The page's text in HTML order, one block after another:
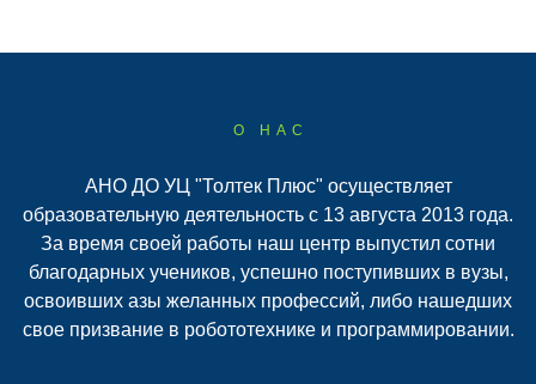
О НАС
АНО ДО УЦ "Толтек Плюс" осуществляет
образовательную деятельность с 13 августа 2013 года.
За время своей работы наш центр выпустил сотни
благодарных учеников, успешно поступивших в вузы,
освоивших азы желанных профессий, либо нашедших
свое призвание в робототехнике и программировании.